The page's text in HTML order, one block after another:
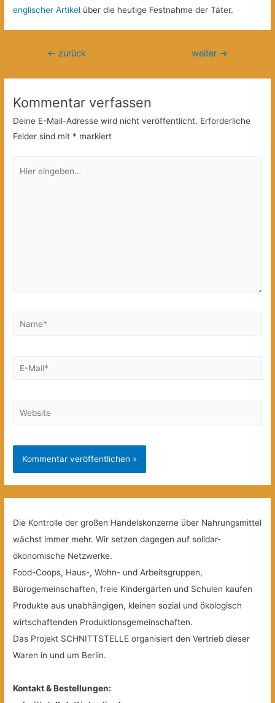
englischer Artikel über die heutige Festnahme der Täter.
Beitragsnavigation
← zurück weiter →
Kommentar verfassen
Deine E-Mail-Adresse wird nicht veröffentlicht. Erforderliche
Felder sind mit * markiert
eingeben…
Name*
E-
Website
Die Kontrolle der großen Handelskonzerne über Nahrungsmittel
wächst immer mehr. Wir setzen dagegen auf solidar-
ökonomische Netzwerke.
Food-Coops, Haus-, Wohn- und Arbeitsgruppen,
Bürogemeinschaften, freie Kindergärten und Schulen kaufen
Produkte aus unabhängigen, kleinen sozial und ökologisch
wirtschaftenden Produktionsgemeinschaften.
Das Projekt SCHNITTSTELLE organisiert den Vertrieb dieser
Waren in und um Berlin.
Kontakt & Bestellungen: